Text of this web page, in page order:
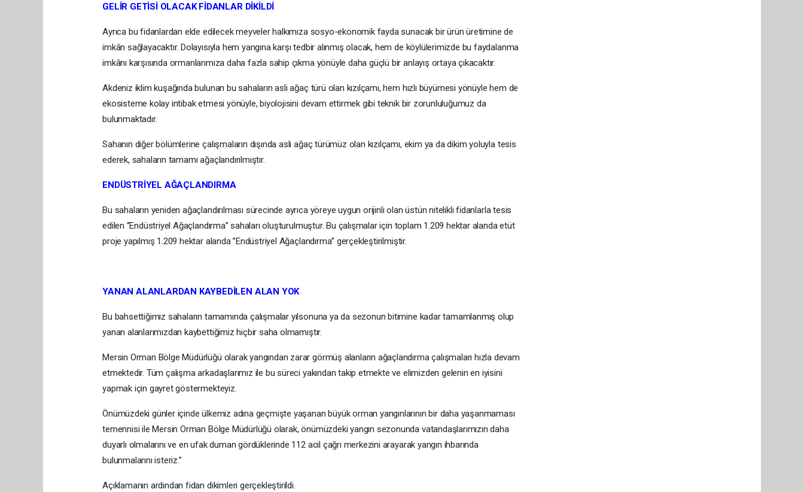
GELİR GETİSİ OLACAK FİDANLAR DİKİLDİ
Ayrıca bu fidanlardan elde edilecek meyveler halkımıza sosyo-ekonomik fayda sunacak bir ürün üretimine de
imkân sağlayacaktır. Dolayısıyla hem yangına karşı tedbir alınmış olacak, hem de köylülerimizde bu faydalanma
imkânı karşısında ormanlarımıza daha fazla sahip çıkma yönüyle daha güçlü bir anlayış ortaya çıkacaktır.
Akdeniz iklim kuşağında bulunan bu sahaların asli ağaç türü olan kızılçamı, hem hızlı büyümesi yönüyle hem de
ekosisteme kolay intibak etmesi yönüyle, biyolojisini devam ettirmek gibi teknik bir zorunluluğumuz da
bulunmaktadır.
Sahanın diğer bölümlerine çalışmaların dışında asli ağaç türümüz olan kızılçamı, ekim ya da dikim yoluyla tesis
ederek, sahaların tamamı ağaçlandırılmıştır.
ENDÜSTRİYEL AĞAÇLANDIRMA
Bu sahaların yeniden ağaçlandırılması sürecinde ayrıca yöreye uygun orijinli olan üstün nitelikli fidanlarla tesis
edilen ‘’Endüstriyel Ağaçlandırma’’ sahaları oluşturulmuştur. Bu çalışmalar için toplam 1.209 hektar alanda etüt
proje yapılmış 1.209 hektar alanda ’’Endüstriyel Ağaçlandırma’’ gerçekleştirilmiştir.
YANAN ALANLARDAN KAYBEDİLEN ALAN YOK
Bu bahsettiğimiz sahaların tamamında çalışmalar yılsonuna ya da sezonun bitimine kadar tamamlanmış olup
yanan alanlarımızdan kaybettiğimiz hiçbir saha olmamıştır.
Mersin Orman Bölge Müdürlüğü olarak yangından zarar görmüş alanların ağaçlandırma çalışmaları hızla devam
etmektedir. Tüm çalışma arkadaşlarımız ile bu süreci yakından takip etmekte ve elimizden gelenin en iyisini
yapmak için gayret göstermekteyiz.
Önümüzdeki günler içinde ülkemiz adına geçmişte yaşanan büyük orman yangınlarının bir daha yaşanmaması
temennisi ile Mersin Orman Bölge Müdürlüğü olarak, önümüzdeki yangın sezonunda vatandaşlarımızın daha
duyarlı olmalarını ve en ufak duman gördüklerinde 112 acil çağrı merkezini arayarak yangın ihbarında
bulunmalarını isteriz.”
Açıklamanın ardından fidan dikimleri gerçekleştirildi.